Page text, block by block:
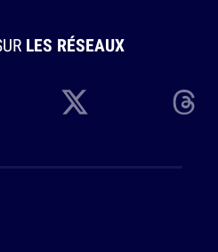
LES RÉSEAUX